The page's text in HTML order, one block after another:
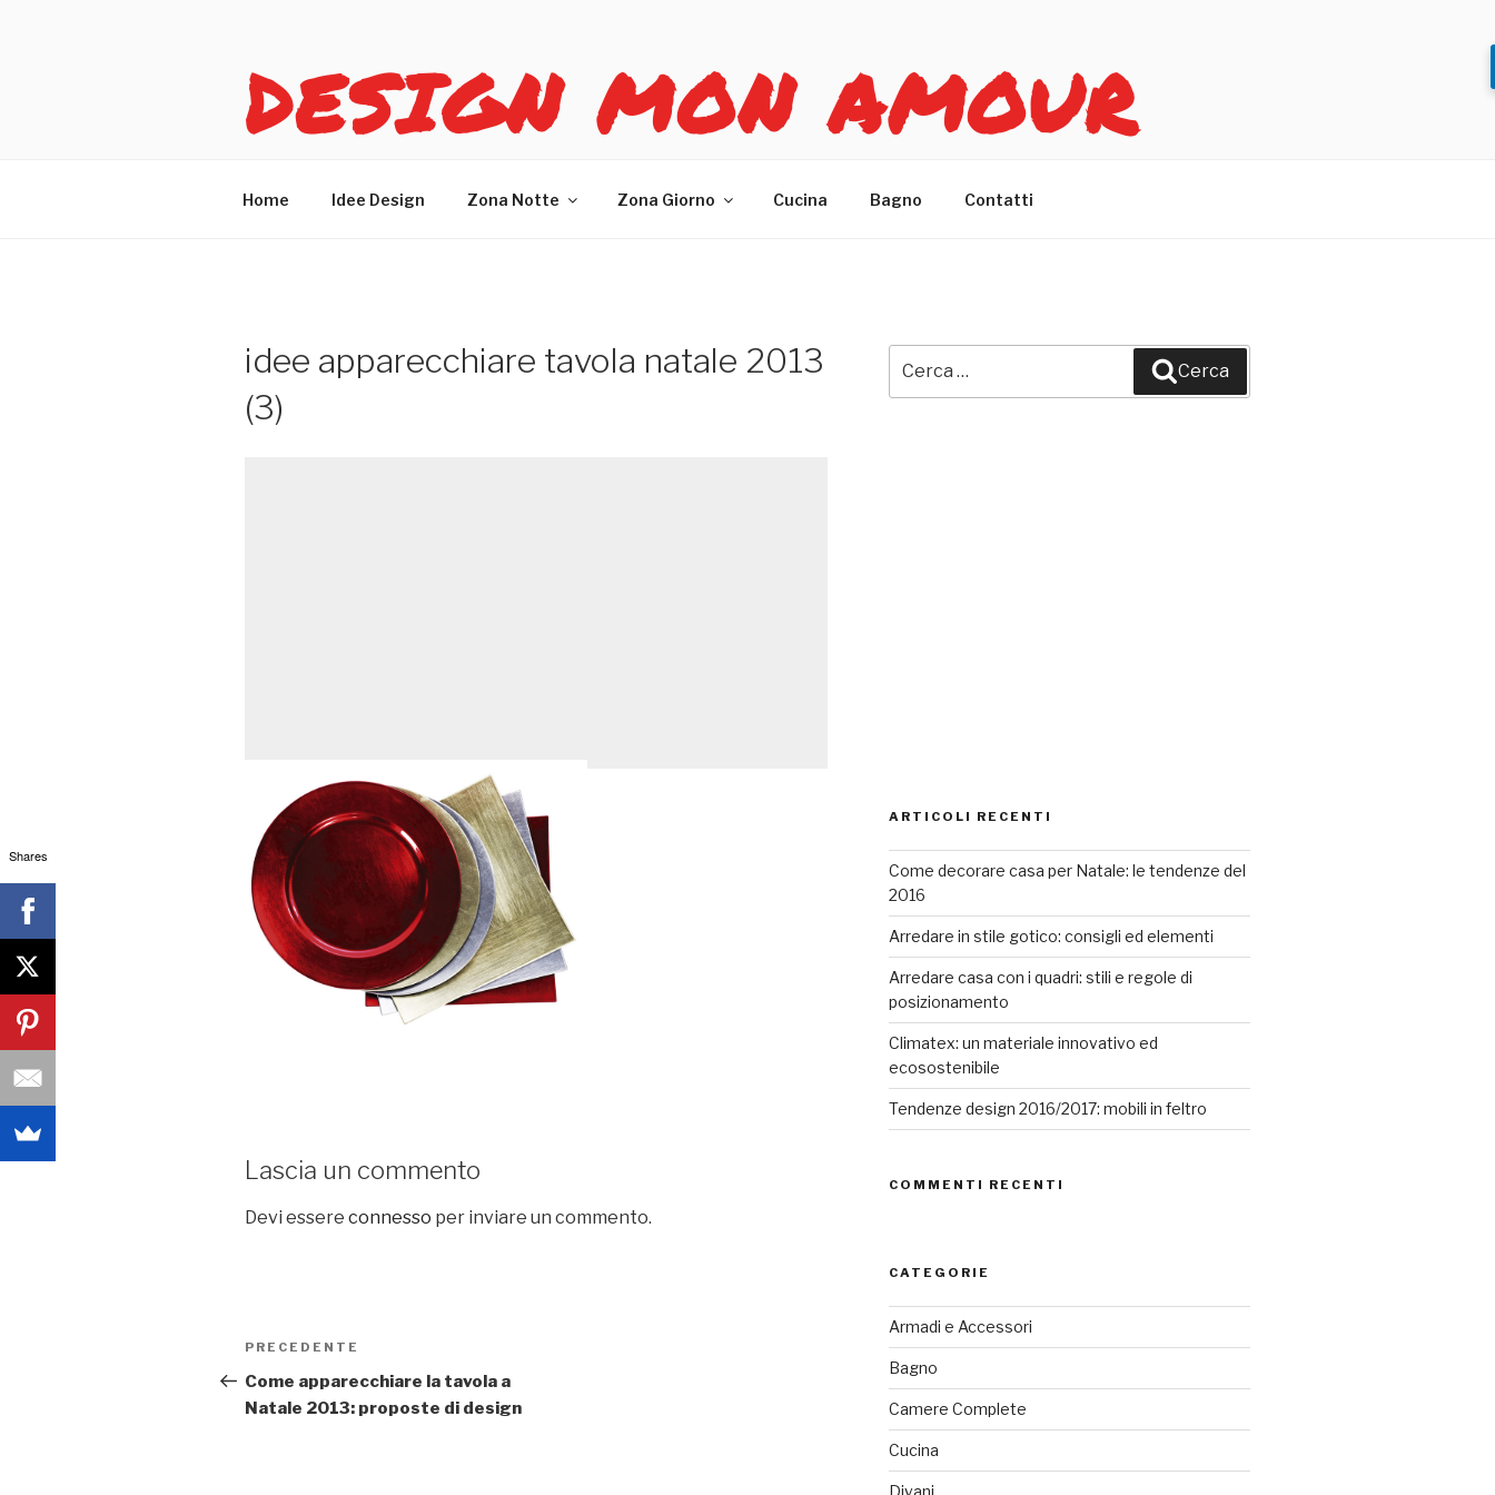
DESIGN MON AMOUR
Home Idee Design Zona Notte Zona Giorno Cucina Bagno Contatti
idee apparecchiare tavola natale 2013
(3)
Lascia un commento
Devi essere connesso per inviare un commento.
Navigazione
articoli
Articolo
precedente:
PRECEDENTE
Come apparecchiare la tavola a
Natale 2013: proposte di design
Cerca
ARTICOLI RECENTI
Come decorare casa per Natale: le tendenze del
2016
Arredare in stile gotico: consigli ed elementi
Arredare casa con i quadri: stili e regole di
posizionamento
Climatex: un materiale innovativo ed
ecosostenibile
Tendenze design 2016/2017: mobili in feltro
COMMENTI RECENTI
CATEGORIE
Armadi e Accessori
Bagno
Camere Complete
Cucina
Shares